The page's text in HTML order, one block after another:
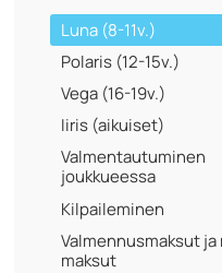
Luna (8-11v.)
Polaris (12-15v.)
Vega (16-19v.)
Iiris (aikuiset)
Valmentautuminen
joukkueessa
Kilpaileminen
Valmennusmaksut
maksut